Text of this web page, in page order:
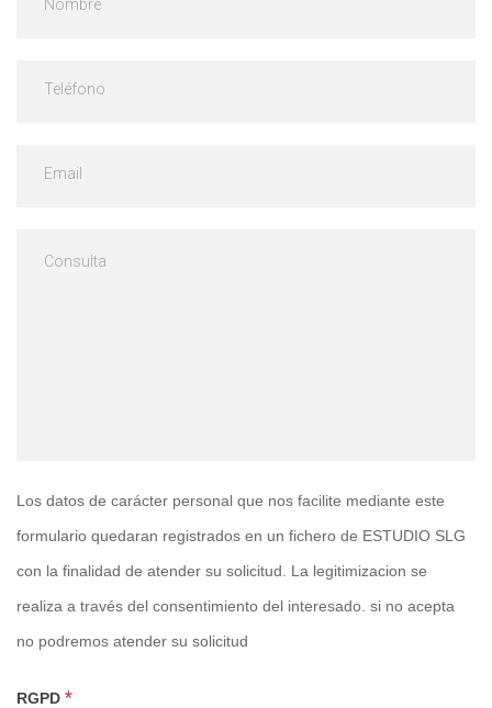
Los datos de carácter personal que nos facilite mediante este
formulario quedaran registrados en un fichero de ESTUDIO SLG
con la finalidad de atender su solicitud. La legitimizacion se
realiza a través del consentimiento del interesado. si no acepta
no podremos atender su solicitud
RGPD *